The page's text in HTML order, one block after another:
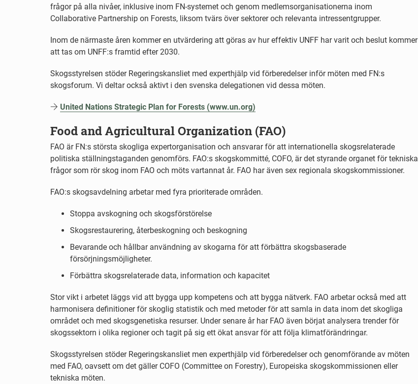
frågor på alla nivåer, inklusive inom FN-systemet och genom medlemsorganisationerna inom
Collaborative Partnership on Forests, liksom tvärs över sektorer och relevanta intressentgrupper.
Inom de närmaste åren kommer en utvärdering att göras av hur effektiv UNFF har varit och beslut kommer
att tas om UNFF:s framtid efter 2030.
Skogsstyrelsen stöder Regeringskansliet med experthjälp vid förberedelser inför möten med FN:s
skogsforum. Vi deltar också aktivt i den svenska delegationen vid dessa möten.
United Nations Strategic Plan for Forests (www.un.org)
Food and Agricultural Organization (FAO)
FAO är FN:s största skogliga expertorganisation och ansvarar för att internationella skogsrelaterade
politiska ställningstaganden genomförs. FAO:s skogskommitté, COFO, är det styrande organet för tekniska
frågor som rör skog inom FAO och möts vartannat år. FAO har även sex regionala skogskommissioner.
FAO:s skogsavdelning arbetar med fyra prioriterade områden.
Stoppa avskogning och skogsförstörelse
Skogsrestaurering, återbeskogning och beskogning
Bevarande och hållbar användning av skogarna för att förbättra skogsbaserade
försörjningsmöjligheter.
Förbättra skogsrelaterade data, information och kapacitet
Stor vikt i arbetet läggs vid att bygga upp kompetens och att bygga nätverk. FAO arbetar också med att
harmonisera definitioner för skoglig statistik och med metoder för att samla in data inom det skogliga
området och med skogsgenetiska resurser. Under senare år har FAO även börjat analysera trender för
skogssektorn i olika regioner och tagit på sig ett ökat ansvar för att följa klimatförändringar.
Skogsstyrelsen stöder Regeringskansliet men experthjälp vid förberedelser och genomförande av möten
med FAO, oavsett om det gäller COFO (Committee on Forestry), Europeiska skogskommissionen eller
tekniska möten.